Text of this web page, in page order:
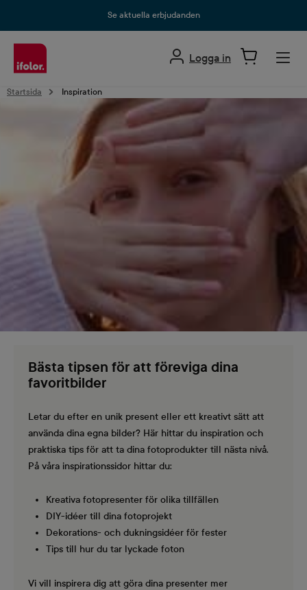
Se aktuella erbjudanden
Logga in
Startsida Inspiration
Bästa tipsen för att föreviga dina
favoritbilder
Letar du efter en unik present eller ett kreativt sätt att
använda dina egna bilder? Här hittar du inspiration och
praktiska tips för att ta dina fotoprodukter till nästa nivå.
På våra inspirationssidor hittar du:
Kreativa fotopresenter för olika tillfällen
DIY-idéer till dina fotoprojekt
Dekorations- och dukningsidéer för fester
Tips till hur du tar lyckade foton
Vi vill inspirera dig att göra dina presenter mer